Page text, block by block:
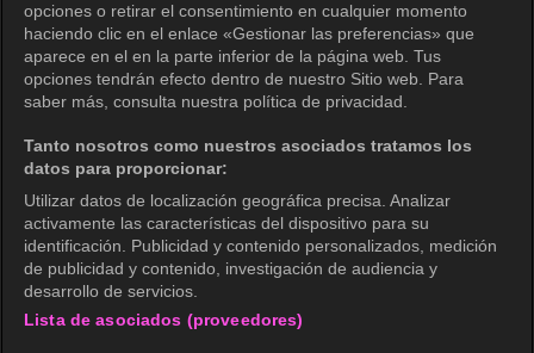
Política de privacidad (Brasil)
Derechos de privacidad de California
Política de cookies (Administrar tus
No venda mi información personal
Guía de calificaciones
Accesibilidad
wavve Americas
opciones o retirar el consentimiento en cualquier momento
haciendo clic en el enlace «Gestionar las preferencias» que
aparece en el en la parte inferior de la página web. Tus
opciones tendrán efecto dentro de nuestro Sitio web. Para
saber más, consulta nuestra política de privacidad.
Tanto nosotros como nuestros asociados tratamos los
datos para proporcionar:
Utilizar datos de localización geográfica precisa. Analizar
activamente las características del dispositivo para su
identificación. Publicidad y contenido personalizados, medición
de publicidad y contenido, investigación de audiencia y
desarrollo de servicios.
Lista de asociados (proveedores)